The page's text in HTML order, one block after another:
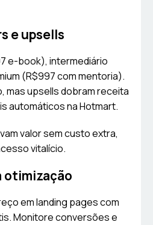
e upsells
e-book), intermediário
(R$997 com mentoria).
mas upsells dobram receita
automáticos na Hotmart.
valor sem custo extra,
vitalício.
otimização
em landing pages com
Monitore conversões e